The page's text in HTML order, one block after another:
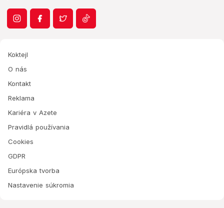
Koktejl
O nás
Kontakt
Reklama
Kariéra v Azete
Pravidlá používania
Cookies
GDPR
Európska tvorba
Nastavenie súkromia